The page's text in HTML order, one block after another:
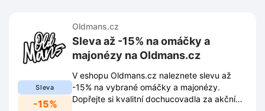
Sleva
-15%
Oldmans.cz
Sleva až -15% na omáčky a
majonézy na Oldmans.cz
V eshopu Oldmans.cz naleznete slevu až
-15% na vybrané omáčky a majonézy.
Dopřejte si kvalitní dochucovadla za akční